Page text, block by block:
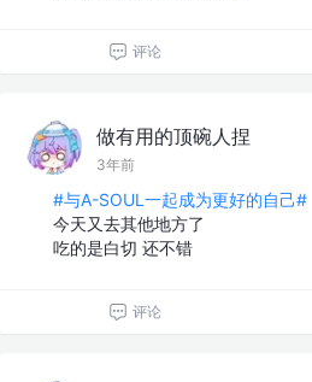
评论
做有用的顶碗人捏
3年前
#与A-SOUL一起成为更好的自己#
今天又去其他地方了
吃的是白切 还不错
评论